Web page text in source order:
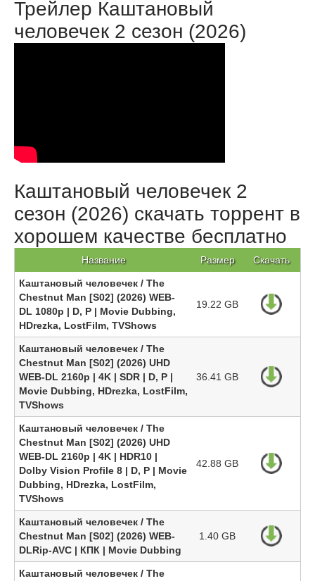
Трейлер Каштановый
человечек 2 сезон (2026)
Каштановый человечек 2
сезон (2026) скачать торрент в
хорошем качестве бесплатно
Название Размер Скачать
Каштановый человечек / The
Chestnut Man [S02] (2026) WEB-
DL 1080p | D, P | Movie Dubbing,
HDrezka, LostFilm, TVShows
19.22 GB
Каштановый человечек / The
Chestnut Man [S02] (2026) UHD
WEB-DL 2160p | 4K | SDR | D, P |
Movie Dubbing, HDrezka, LostFilm,
TVShows
36.41 GB
Каштановый человечек / The
Chestnut Man [S02] (2026) UHD
WEB-DL 2160p | 4K | HDR10 |
Dolby Vision Profile 8 | D, P | Movie
Dubbing, HDrezka, LostFilm,
TVShows
42.88 GB
Каштановый человечек / The
Chestnut Man [S02] (2026) WEB-
DLRip-AVC | КПК | Movie Dubbing
1.40 GB
Каштановый человечек / The